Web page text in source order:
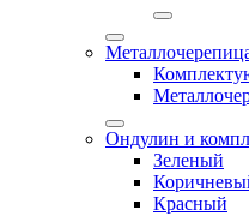
Ондулин и
Зеленый
Красный